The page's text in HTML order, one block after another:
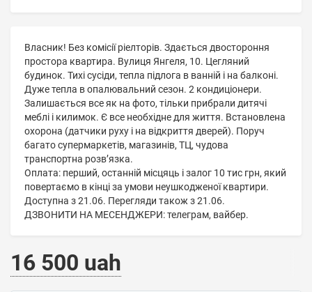
Власник! Без комісії ріелторів. Здається двостороння
простора квартира. Вулиця Янгеля, 10. Цегляний
будинок. Тихі сусіди, тепла підлога в ванній і на балконі.
Дуже тепла в опалювальний сезон. 2 кондиціонери.
Залишається все як на фото, тільки прибрали дитячі
меблі і килимок. Є все необхідне для життя. Встановлена
охорона (датчики руху і на відкриття дверей). Поруч
багато супермаркетів, магазинів, ТЦ, чудова
транспортна розвʼязка.
Оплата: перший, останній місцяць і залог 10 тис грн, який
повертаємо в кінці за умови неушкодженої квартири.
Доступна з 21.06. Перегляди також з 21.06.
ДЗВОНИТИ НА МЕСЕНДЖЕРИ: телеграм, вайбер.
16 500 uah